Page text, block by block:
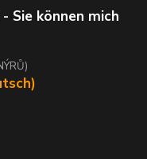
Sie können mich